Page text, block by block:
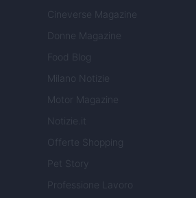
Cineverse Magazine
Donne Magazine
Food Blog
Milano Notizie
Motor Magazine
Notizie.it
Offerte Shopping
Pet Story
Professione Lavoro